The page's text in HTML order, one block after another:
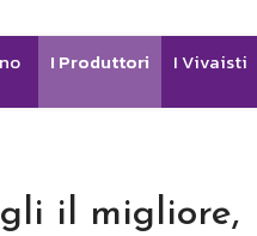
I Produttori I Vivaisti
il migliore,